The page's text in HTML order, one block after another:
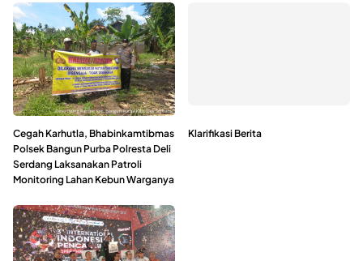
Cegah Karhutla, Bhabinkamtibmas
Polsek Bangun Purba Polresta Deli
Serdang Laksanakan Patroli
Monitoring Lahan Kebun Warganya
Klarifikasi Berita